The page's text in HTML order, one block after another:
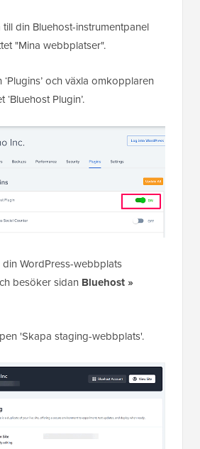
din Bluehost-instrumentpanel
"Mina webbplatser".
och växla omkopplaren
Plugin’.
WordPress-webbplats
besöker sidan Bluehost »
'Skapa staging-webbplats'.